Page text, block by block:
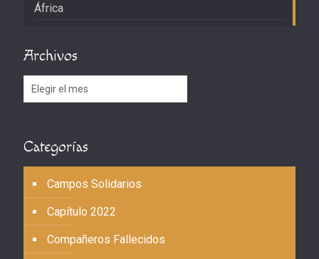
África
Archivos
Archivos
Categorías
Campos Solidarios
Capítulo 2022
Compañeros Fallecidos